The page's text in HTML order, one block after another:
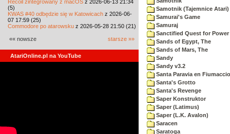
Recoil zintegrowany z macOS z 2026-06-13 21:34
(5)
KWAS #40 odbędzie się w Katowicach z 2026-06-
07 17:59 (25)
Commodore po atarowsku z 2026-05-28 21:50 (21)
«« nowsze starsze »»
AtariOnline.pl na YouTube
Samotnik (Tajemnice Atari)
Samurai's Game
Samuraj
Sanctified Quest for Power
Sands of Egypt, The
Sands of Mars, The
Sandy
Sandy v3.2
Santa Paravia en Fiumaccio
Santa's Grotto
Santa's Revenge
Saper Konstruktor
Saper (Latimus)
Saper (L.K. Avalon)
Saracen
Saratoga